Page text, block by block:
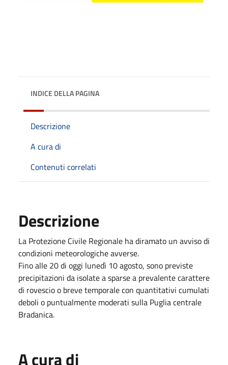
INDICE DELLA PAGINA
Descrizione
A cura di
Contenuti correlati
Descrizione
La Protezione Civile Regionale ha diramato un avviso di
condizioni meteorologiche avverse.
Fino alle 20 di oggi lunedì 10 agosto, sono previste
precipitazioni da isolate a sparse a prevalente carattere
di rovescio o breve temporale con quantitativi cumulati
deboli o puntualmente moderati sulla Puglia centrale
Bradanica.
A cura di